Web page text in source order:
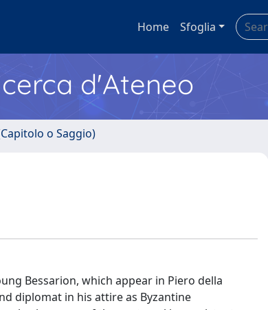
Home Sfoglia
d'Ateneo
o Saggio)
Bessarion, which appear in Piero della
diplomat in his attire as Byzantine